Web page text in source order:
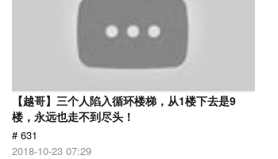
【越哥】三个人陷入循环楼梯，从1楼下去是9
楼，永远也走不到尽头！
# 631
2018-10-23 07:29